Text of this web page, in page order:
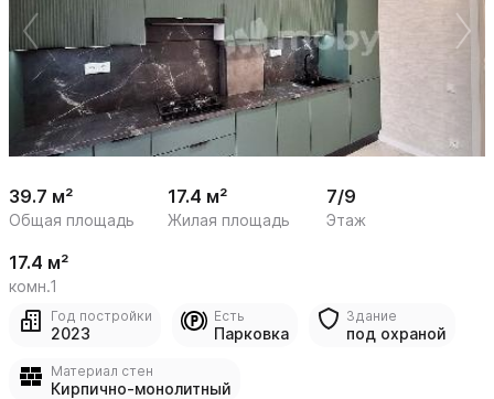
1
/
39.7 м²
Общая площадь
17.4 м²
Жилая площадь
7/9
Этаж
17.4 м²
комн.1
Год постройки
2023
Есть
Парковка
Здание
под охраной
Материал стен
Кирпично-монолитный